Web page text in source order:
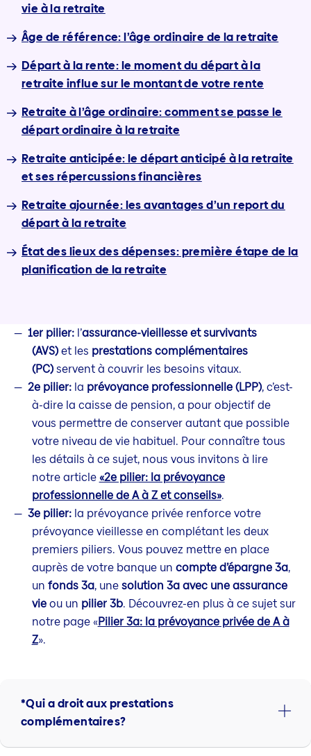
vie à la retraite
Âge de référence: l’âge ordinaire de la retraite
Départ à la rente: le moment du départ à la
retraite influe sur le montant de votre rente
Retraite à l’âge ordinaire: comment se passe le
départ ordinaire à la retraite
Retraite anticipée: le départ anticipé à la retraite
et ses répercussions financières
Retraite ajournée: les avantages d’un report du
départ à la retraite
État des lieux des dépenses: première étape de la
planification de la retraite
1er pilier: l’assurance-vieillesse et survivants
(AVS)et les prestations complémentaires
(PC)servent à couvrir les besoins vitaux.
2e pilier: la prévoyance professionnelle (LPP), c’est-
à-dire la caisse de pension, a pour objectif de
vous permettre de conserver autant que possible
votre niveau de vie habituel. Pour connaître tous
les détails à ce sujet, nous vous invitons à lire
notre article«2e pilier: la prévoyance
professionnelle de A à Z et conseils».
3e pilier: la prévoyance privée renforce votre
prévoyance vieillesse en complétant les deux
premiers piliers. Vous pouvez mettre en place
auprès de votre banque un compte d’épargne 3a,
un fonds 3a, unesolution 3a avec une assurance
vieou un pilier 3b. Découvrez-en plus à ce sujet sur
notre page «Pilier 3a: la prévoyance privée de A à
Z».
*Qui a droit aux prestations
complémentaires?